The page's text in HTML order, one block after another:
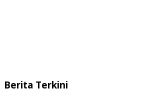
Berita Terkini